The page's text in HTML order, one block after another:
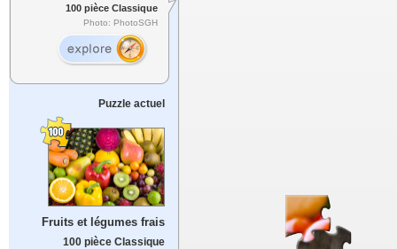
100 pièce Classique
Photo: PhotoSGH
Puzzle actuel
Fruits et légumes frais
100 pièce Classique